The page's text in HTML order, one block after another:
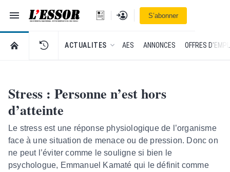
Navigation
L'Essor - retour à la une
Se connecterS’abonner
RETOUR À LA PAGE D’ACCUEIL DE L'ESSOR
ACTUALITES AES ANNONCES OFFRES
Stress : Personne n’est hors
d’atteinte
Le stress est une réponse physiologique de l’organisme
face à une situation de menace ou de pression. Donc on
ne peut l’éviter comme le souligne si bien le
psychologue, Emmanuel Kamaté qui le définit comme